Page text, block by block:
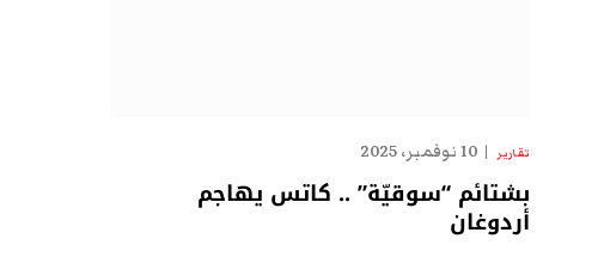
تقارير 10 نوفمبر، 2025
بشتائم “سوقيّة” .. كاتس يهاجم
أردوغان